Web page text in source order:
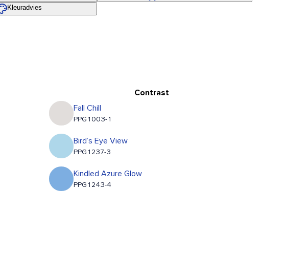
Kleuradvies
Contrast
Fall Chill
PPG1003-1
Bird’s Eye View
PPG1237-3
Kindled Azure Glow
PPG1243-4